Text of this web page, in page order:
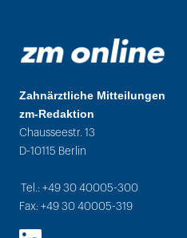
Zahnärztliche Mitteilungen
zm-Redaktion
Chausseestr. 13
D-10115 Berlin
Tel.: +49 30 40005-300
Fax: +49 30 40005-319